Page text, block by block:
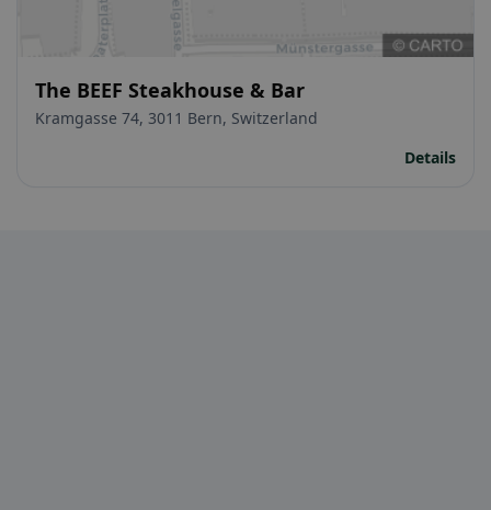
The BEEF Steakhouse & Bar
Kramgasse 74, 3011 Bern, Switzerland
Details